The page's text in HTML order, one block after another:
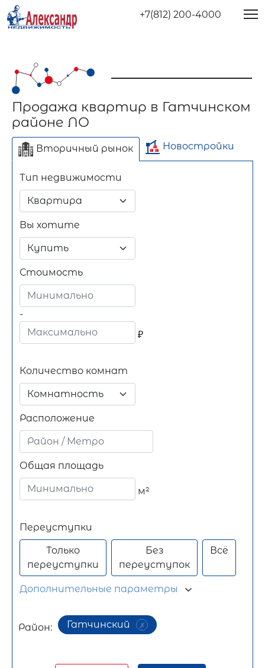
+7(812) 200-4000
Продажа квартир в Гатчинском
районе ЛО
Вторичный рынок Новостройки
Тип недвижимости
Вы хотите
Стоимость
-
₽
Длительный срок
Количество комнат
Комнатность
Расположение
Общая площадь
м²
Отдельно стоящее
здание
Переуступки
Только
переуступки
Без
переуступок
Всё
Дополнительные параметры
Район: Гатчинский